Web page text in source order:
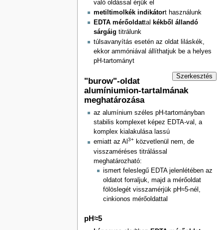
való oldással érjük el
metiltimolkék indikátort használunk
EDTA mérőoldattal
kékből állandó
sárgáig titrálunk
túlsavanyítás esetén az oldat liláskék,
ekkor ammóniával állíthatjuk be a helyes
pH-tartományt
Szerkesztés
"burow"-oldat
alumíniumion-tartalmának
meghatározása
az alumínium széles pH-tartományban
stabilis komplexet képez EDTA-val, a
komplex kialakulása lassú
emiatt az Al 3+közvetlenül nem, de
visszaméréses titrálással
meghatározható:
ismert feleslegű EDTA jelenlétében az
oldatot forraljuk, majd a mérőoldat
fölöslegét visszamérjük pH≈5-nél,
cinkionos mérőoldattal
pH≈5